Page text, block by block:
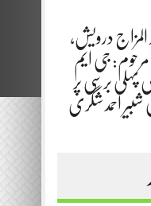
المزاج درویش،
جی ایم
پہلی برسی پر
احمد شگری